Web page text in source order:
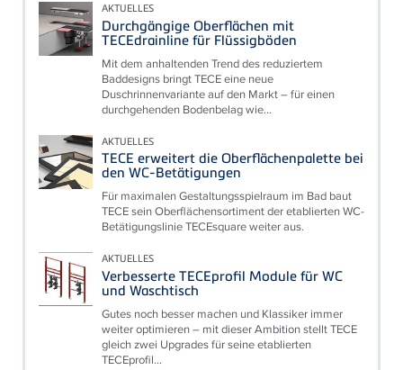
AKTUELLES
Durchgängige Oberflächen mit
TECEdrainline für Flüssigböden
Mit dem anhaltenden Trend des reduziertem
Baddesigns bringt TECE eine neue
Duschrinnenvariante auf den Markt – für einen
durchgehenden Bodenbelag wie...
AKTUELLES
TECE erweitert die Oberflächenpalette bei
den WC-Betätigungen
Für maximalen Gestaltungsspielraum im Bad baut
TECE sein Oberflächensortiment der etablierten WC-
Betätigungslinie TECEsquare weiter aus.
AKTUELLES
Verbesserte TECEprofil Module für WC
und Waschtisch
Gutes noch besser machen und Klassiker immer
weiter optimieren – mit dieser Ambition stellt TECE
gleich zwei Upgrades für seine etablierten
TECEprofil...